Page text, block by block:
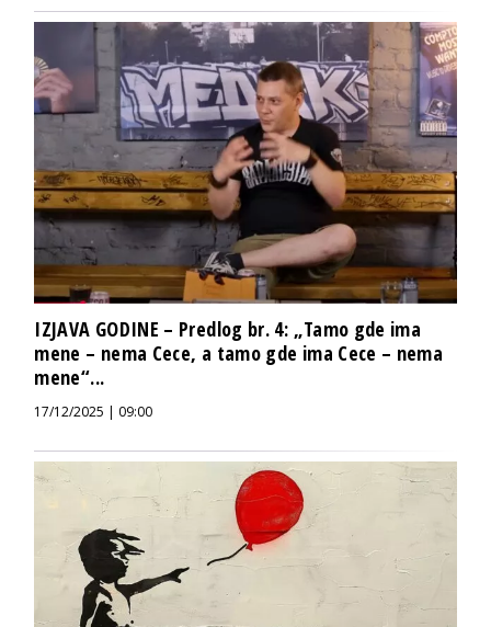
IZJAVA GODINE – Predlog br. 4: „Tamo gde ima
mene – nema Cece, a tamo gde ima Cece – nema
mene“...
17/12/2025 | 09:00